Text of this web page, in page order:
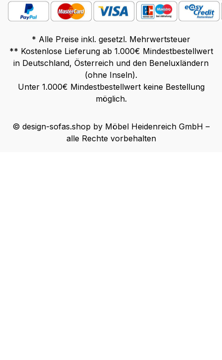
* Alle Preise inkl. gesetzl. Mehrwertsteuer
** Kostenlose Lieferung ab 1.000€ Mindestbestellwert
in Deutschland, Österreich und den Beneluxländern
(ohne Inseln).
Unter 1.000€ Mindestbestellwert keine Bestellung
möglich.
© design-sofas.shop by Möbel Heidenreich GmbH –
alle Rechte vorbehalten